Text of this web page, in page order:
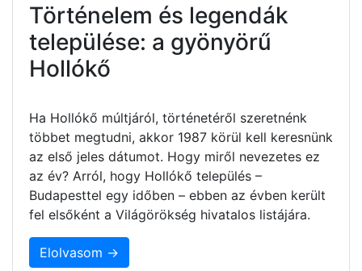
Történelem és legendák
települése: a gyönyörű
Hollókő
Ha Hollókő múltjáról, történetéről szeretnénk
többet megtudni, akkor 1987 körül kell keresnünk
az első jeles dátumot. Hogy miről nevezetes ez
az év? Arról, hogy Hollókő település –
Budapesttel egy időben – ebben az évben került
fel elsőként a Világörökség hivatalos listájára.
Elolvasom →